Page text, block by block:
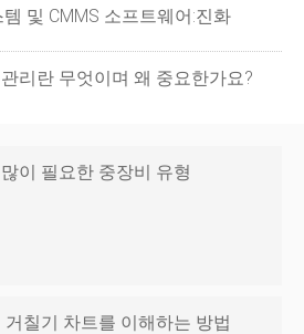
및 CMMS 소프트웨어:진화
리란 무엇이며 왜 중요한가요?
이 필요한 중장비 유형
칠기 차트를 이해하는 방법